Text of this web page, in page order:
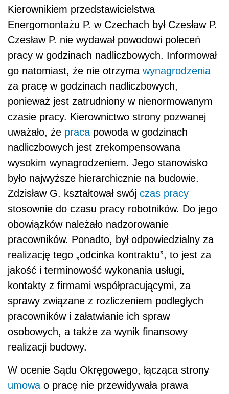
Kierownikiem przedstawicielstwa
Energomontażu P. w Czechach był Czesław P.
Czesław P. nie wydawał powodowi poleceń
pracy w godzinach nadliczbowych. Informował
go natomiast, że nie otrzyma wynagrodzenia
za pracę w godzinach nadliczbowych,
ponieważ jest zatrudniony w nienormowanym
czasie pracy. Kierownictwo strony pozwanej
uważało, że praca powoda w godzinach
nadliczbowych jest zrekompensowana
wysokim wynagrodzeniem. Jego stanowisko
było najwyższe hierarchicznie na budowie.
Zdzisław G. kształtował swój czas pracy
stosownie do czasu pracy robotników. Do jego
obowiązków należało nadzorowanie
pracowników. Ponadto, był odpowiedzialny za
realizację tego „odcinka kontraktu”, to jest za
jakość i terminowość wykonania usługi,
kontakty z firmami współpracującymi, za
sprawy związane z rozliczeniem podległych
pracowników i załatwianie ich spraw
osobowych, a także za wynik finansowy
realizacji budowy.
W ocenie Sądu Okręgowego, łącząca strony
umowa o pracę nie przewidywała prawa